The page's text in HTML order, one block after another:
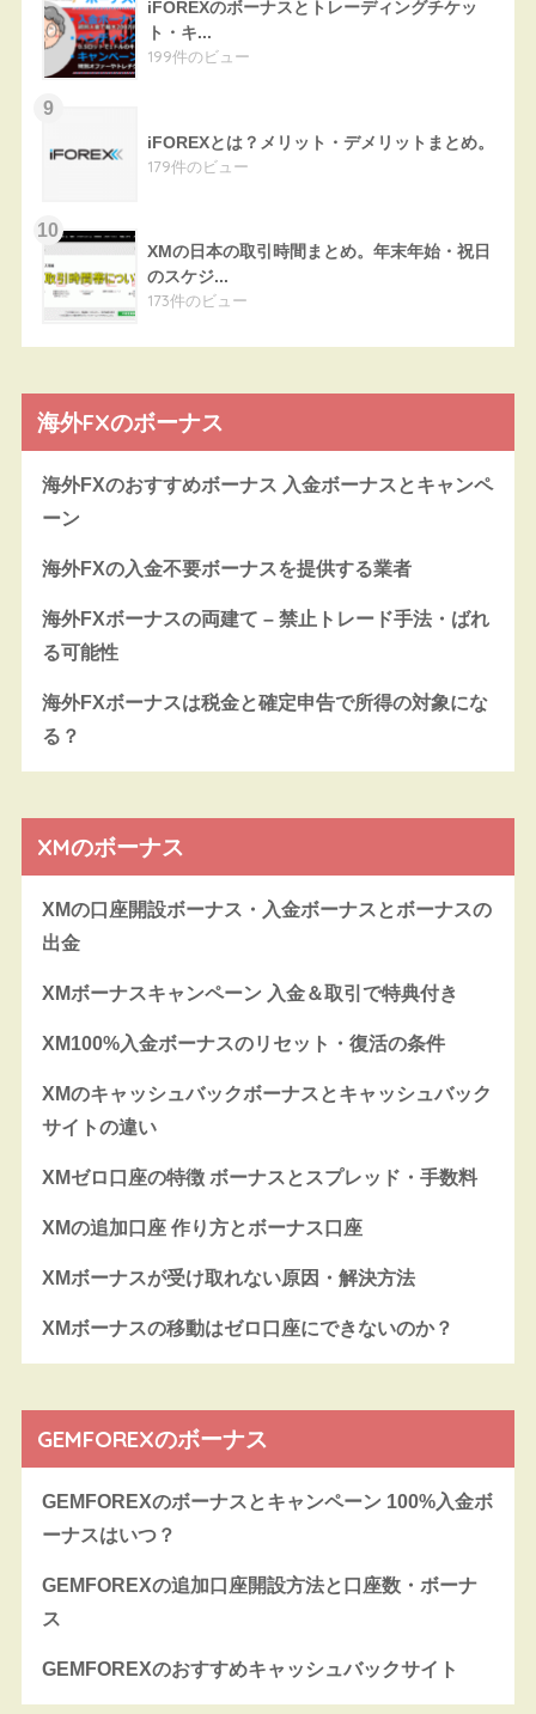
iFOREXのボーナスとトレーディングチケッ
ト・キ...
199件のビュー
iFOREXとは？メリット・デメリットまとめ。
179件のビュー
XMの日本の取引時間まとめ。年末年始・祝日
のスケジ...
173件のビュー
海外FXのボーナス
海外FXのおすすめボーナス 入金ボーナスとキャンペ
ーン
海外FXの入金不要ボーナスを提供する業者
海外FXボーナスの両建て – 禁止トレード手法・ばれ
る可能性
海外FXボーナスは税金と確定申告で所得の対象にな
る？
XMのボーナス
XMの口座開設ボーナス・入金ボーナスとボーナスの
出金
XMボーナスキャンペーン 入金＆取引で特典付き
XM100%入金ボーナスのリセット・復活の条件
XMのキャッシュバックボーナスとキャッシュバック
サイトの違い
XMゼロ口座の特徴 ボーナスとスプレッド・手数料
XMの追加口座 作り方とボーナス口座
XMボーナスが受け取れない原因・解決方法
XMボーナスの移動はゼロ口座にできないのか？
GEMFOREXのボーナス
GEMFOREXのボーナスとキャンペーン 100%入金ボ
ーナスはいつ？
GEMFOREXの追加口座開設方法と口座数・ボーナ
ス
GEMFOREXのおすすめキャッシュバックサイト